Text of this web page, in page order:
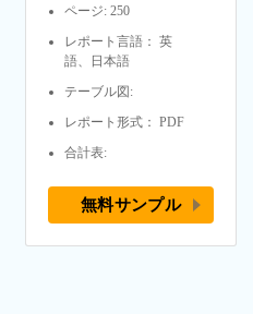
ページ: 250
レポート言語： 英
語、日本語
テーブル図:
レポート形式： PDF
合計表:
無料サンプル